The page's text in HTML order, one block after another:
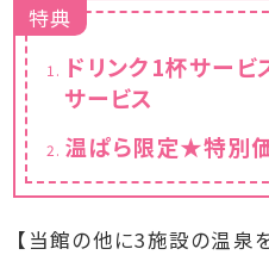
特典
ドリンク1杯サービ
サービス
フトクリームサービスと
温ぱら限定★特別
お一人様13,950円〜
※カレンダーの表示
す。
【当館の他に3施設の温泉